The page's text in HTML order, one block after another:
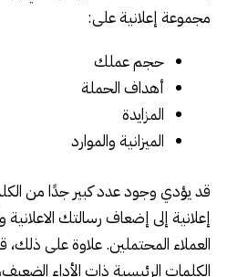
مجموعة إعلانية على:
حجم عملك
أهداف الحملة
المزايدة
الميزانية والموارد
قد يؤدي وجود عدد كبير جدًا من
إعلانية إلى إضعاف رسالتك
العملاء المحتملين. علاوة على
الكلمات الرئيسية ذات الأداء